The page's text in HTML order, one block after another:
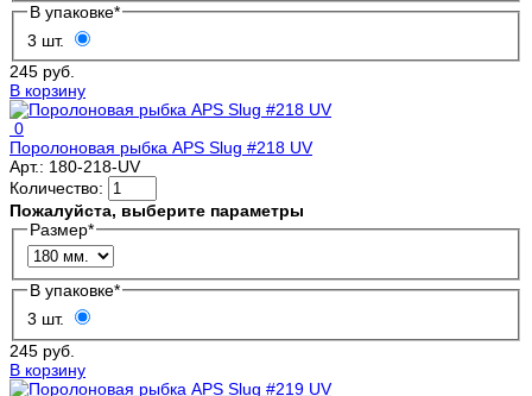
В упаковке*
3 шт.
245 руб.
В корзину
0
Поролоновая рыбка APS Slug #218 UV
Арт.: 180-218-UV
Количество:
Пожалуйста, выберите параметры
Размер*
В упаковке*
3 шт.
245 руб.
В корзину